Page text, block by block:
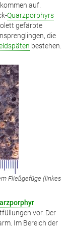
auf.
Quarzporphyrs
gefärbte
die
bestehen.
Fließgefüge (linkes
vor. Der
Im Bereich der